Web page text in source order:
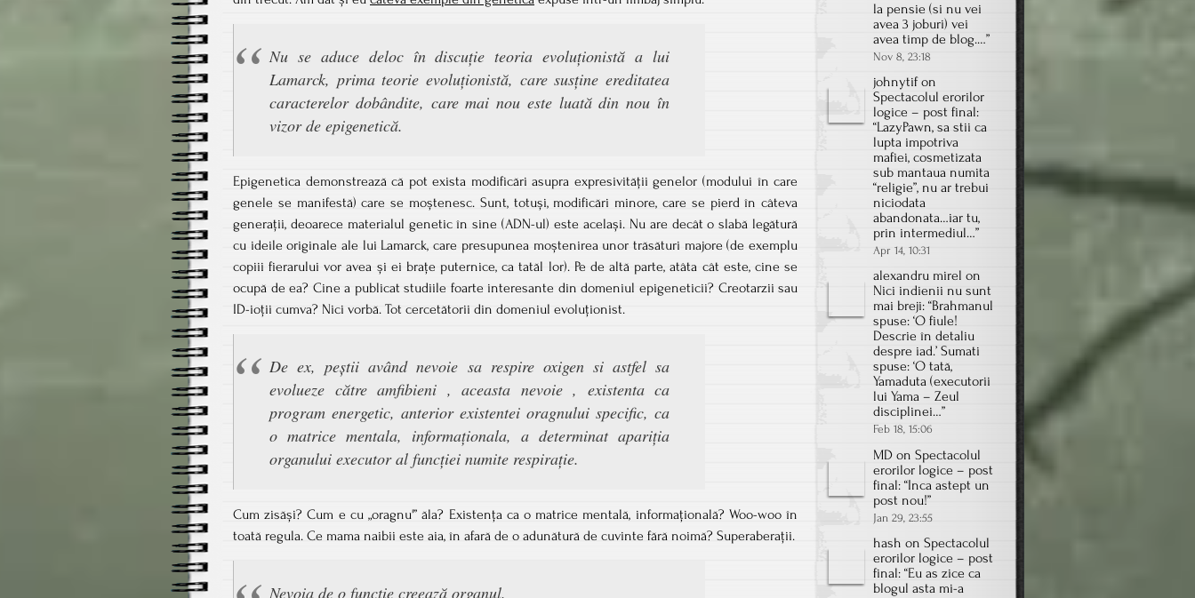
Nu se aduce deloc în discuție teoria evoluționistă a lui
Lamarck, prima teorie evoluționistă, care susține ereditatea
caracterelor dobândite, care mai nou este luată din nou în
vizor de epigenetică.
Epigenetica demonstrează că pot exista modificări asupra expresivității genelor (modului în care
genele se manifestă) care se moștenesc. Sunt, totuși, modificări minore, care se pierd în câteva
generații, deoarece materialul genetic în sine (ADN-ul) este același. Nu are decât o slabă legătură
cu ideile originale ale lui Lamarck, care presupunea moștenirea unor trăsături majore (de exemplu
copiii fierarului vor avea și ei brațe puternice, ca tatăl lor). Pe de altă parte, atâta cât este, cine se
ocupă de ea? Cine a publicat studiile foarte interesante din domeniul epigeneticii? Creotarzii sau
ID-ioții cumva? Nici vorbă. Tot cercetătorii din domeniul evoluționist.
De ex, peștii având nevoie sa respire oxigen si astfel sa
evolueze către amfibieni , aceasta nevoie , existenta ca
program energetic, anterior existentei oragnului specific, ca
o matrice mentala, informaționala, a determinat apariția
organului executor al funcției numite respirație.
Cum zisăși? Cum e cu „oragnu'” ăla? Existența ca o matrice mentală, informațională? Woo-woo în
toată regula. Ce mama naibii este aia, în afară de o adunătură de cuvinte fără noimă? Superaberații.
Nevoia de o funcție creează organul.
la pensie (si nu vei
avea 3 joburi) vei
avea timp de blog.…”
Nov 8, 23:18
johnytifon
Spectacolul erorilor
logice – post final:
“LazyPawn, sa stii ca
lupta impotriva
mafiei, cosmetizata
sub mantaua numita
“religie”, nu ar trebui
niciodata
abandonata…iar tu,
prin intermediul…”
Apr 14, 10:31
alexandru mirel on
Nici indienii nu sunt
mai breji: “Brahmanul
spuse: ‘O fiule!
Descrie în detaliu
despre iad.’ Sumati
spuse: ‘O tată,
Yamaduta (executorii
lui Yama – Zeul
disciplinei…”
Feb 18, 15:06
MD on Spectacolul
erorilor logice – post
final: “Inca astept un
post nou!”
Jan 29, 23:55
hash on Spectacolul
erorilor logice – post
final: “Eu as zice ca
blogul asta mi-a